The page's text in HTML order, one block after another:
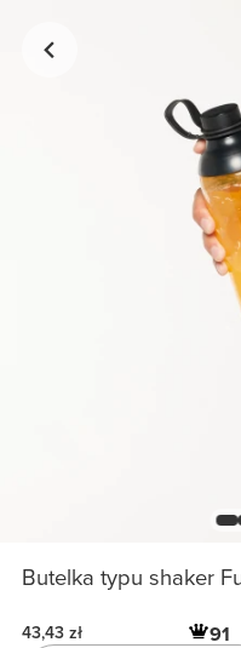
Butelka typu shaker
43,43 zł 91